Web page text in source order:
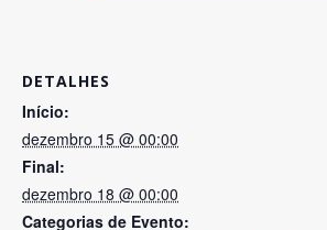
DETALHES
Início:
dezembro 15 @ 00:00
Final:
dezembro 18 @ 00:00
Categorias de Evento: